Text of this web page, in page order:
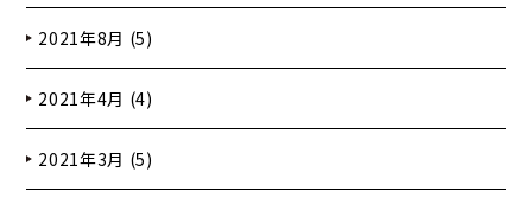
2021年8月 (5)
2021年4月 (4)
2021年3月 (5)